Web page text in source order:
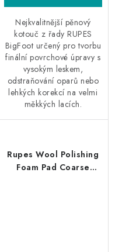
Nejkvalitnější pěnový
kotouč z řady RUPES
BigFoot určený pro tvorbu
finální povrchové úpravy s
vysokým leskem,
odstraňování oparů nebo
lehkých korekcí na velmi
měkkých lacích.
Rupes Wool Polishing
Foam Pad Coarse